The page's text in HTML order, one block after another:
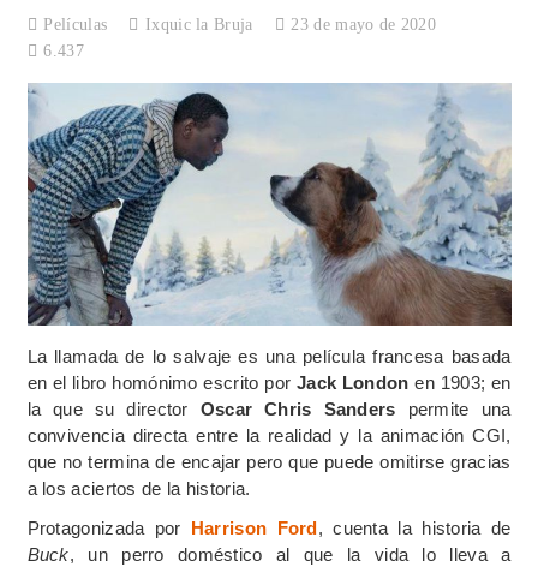
Películas Ixquic la Bruja
23 de mayo de 2020
6.437
La llamada de lo salvaje es una película francesa basada
en el libro homónimo escrito por Jack London en 1903; en
la que su director Oscar Chris Sanders permite una
convivencia directa entre la realidad y la animación CGI,
que no termina de encajar pero que puede omitirse gracias
a los aciertos de la historia.
Protagonizada por Harrison Ford, cuenta la historia de
Buck, un perro doméstico al que la vida lo lleva a